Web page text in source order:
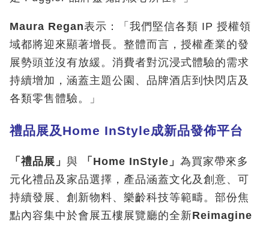
Maura Regan表示：「我們堅信各類 IP 授權領
域都將迎來顯著增長。整體而言，授權產業的發
展勢頭並沒有放緩。消費者對沉浸式體驗的需求
持續增加，涵蓋主題公園、品牌酒店到快閃店及
各類零售體驗。」
禮品展及 Home InStyle成新品發佈平台
「禮品展」 與 「 Home InStyle 」 為買家帶來多
元化禮品及家品選擇，產品涵蓋文化及創意、可
持續發展、創新物料、樂齡科技等範疇。部份焦
點內容集中於會展五樓展覽廳的全新Reimagine